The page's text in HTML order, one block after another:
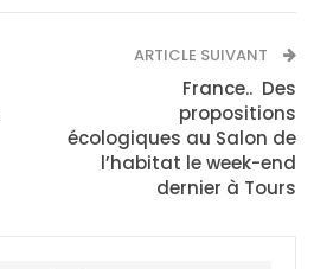
ARTICLE SUIVANT
France.. Des
propositions
écologiques au Salon de
l’habitat le week-end
dernier à Tours